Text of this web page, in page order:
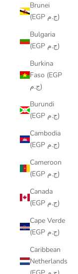
Brunei
(EGP ج.م)
Bulgaria
(EGP ج.م)
Burkina
Faso (EGP
ج.م)
Burundi
(EGP ج.م)
Cambodia
(EGP ج.م)
Cameroon
(EGP ج.م)
Canada
(EGP ج.م)
Cape Verde
(EGP ج.م)
Caribbean
Netherlands